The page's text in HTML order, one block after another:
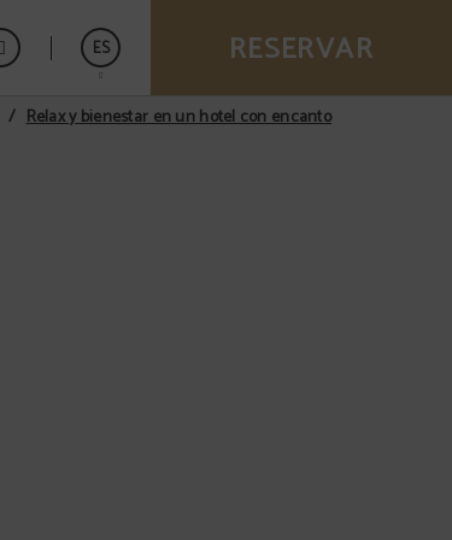
ES RESERVAR
Relax y bienestar en un hotel con encanto